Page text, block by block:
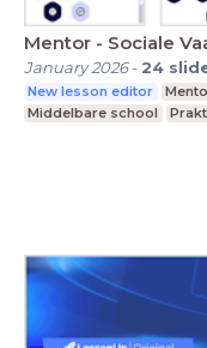
Mentor - Sociale
January 2026- 24
New lesson editor
Middelbare school